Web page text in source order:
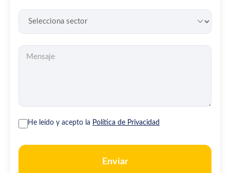
He leído y acepto la Política de Privacidad
Enviar